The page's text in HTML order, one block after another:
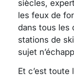
siècles,
les feux de
dans tous les
stations de
sujet
Et c’est